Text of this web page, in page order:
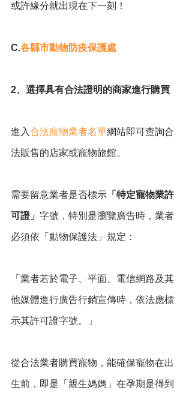
或許緣分就出現在下一刻！
C.各縣市動物防疫保護處
2、選擇具有合法證明的商家進行購買
進入合法寵物業者名單網站即可查詢合
法販售的店家或寵物旅館。
需要留意業者是否標示 「特定寵物業許
可證」 字號，特別是瀏覽廣告時，業者
必須依「動物保護法」規定：
「業者若於電子、平面、電信網路及其
他媒體進行廣告行銷宣傳時，依法應標
示其許可證字號。」
從合法業者購買寵物，能確保寵物在出
生前，即是「親生媽媽」在孕期是得到